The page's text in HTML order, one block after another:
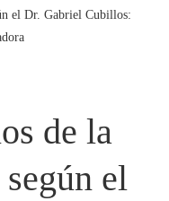
el Dr. Gabriel Cubillos:
de la
el